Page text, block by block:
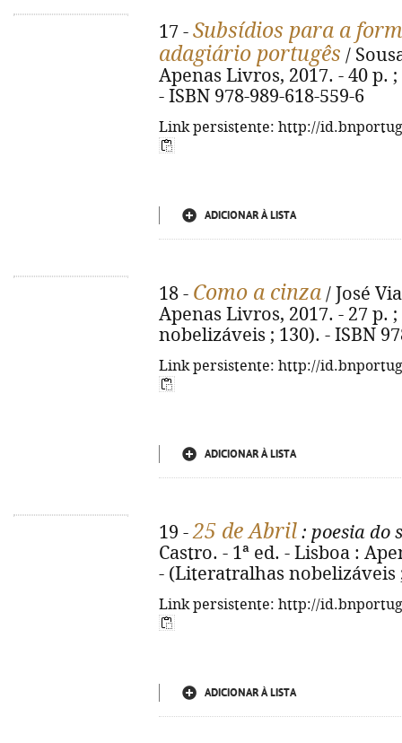
17 - Subsídios para a
adagiário portugês /
Apenas Livros, 2017. - 40 p.
- ISBN 978-989-618-559-6
Link persistente: http://
ADICIONAR À LISTA
18 - Como a cinza / José
Apenas Livros, 2017. - 27 p.
nobelizáveis ; 130). - ISBN
Link persistente: http://
ADICIONAR À LISTA
19 -25 de Abril : poesia do
Castro. - 1ª ed. - Lisboa :
- (Literatralhas nobelizáveis ;
Link persistente: http://
ADICIONAR À LISTA